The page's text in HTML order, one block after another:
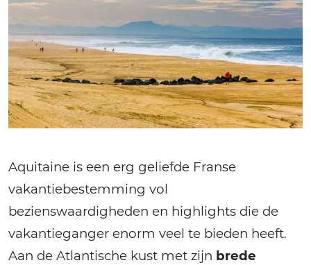
Aquitaine is een erg geliefde Franse
vakantiebestemming vol
bezienswaardigheden en highlights die de
vakantieganger enorm veel te bieden heeft.
Aan de Atlantische kust met zijn brede